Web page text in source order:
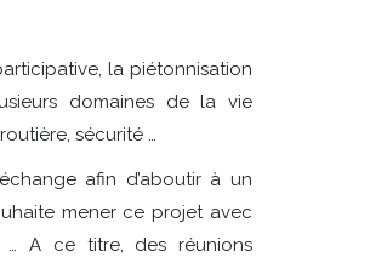
la piétonnisation
domaines de la vie
sécurité …
afin d’aboutir à un
mener ce projet avec
… A ce titre, des réunions